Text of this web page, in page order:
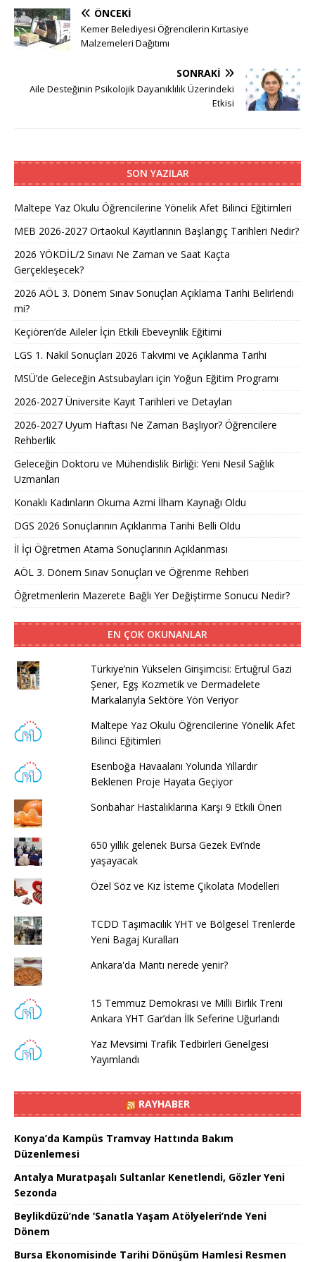
ÖNCEKI
Kemer Belediyesi Öğrencilerin Kırtasiye
Malzemeleri Dağıtımı
SONRAKI
Aile Desteğinin Psikolojik Dayanıklılık Üzerindeki
Etkisi
SON YAZILAR
Maltepe Yaz Okulu Öğrencilerine Yönelik Afet Bilinci Eğitimleri
MEB 2026-2027 Ortaokul Kayıtlarının Başlangıç Tarihleri Nedir?
2026 YÖKDİL/2 Sınavı Ne Zaman ve Saat Kaçta
Gerçekleşecek?
2026 AÖL 3. Dönem Sınav Sonuçları Açıklama Tarihi Belirlendi
mi?
Keçiören’de Aileler İçin Etkili Ebeveynlik Eğitimi
LGS 1. Nakil Sonuçları 2026 Takvimi ve Açıklanma Tarihi
MSÜ’de Geleceğin Astsubayları için Yoğun Eğitim Programı
2026-2027 Üniversite Kayıt Tarihleri ve Detayları
2026-2027 Uyum Haftası Ne Zaman Başlıyor? Öğrencilere
Rehberlik
Geleceğin Doktoru ve Mühendislik Birliği: Yeni Nesil Sağlık
Uzmanları
Konaklı Kadınların Okuma Azmi İlham Kaynağı Oldu
DGS 2026 Sonuçlarının Açıklanma Tarihi Belli Oldu
İl İçi Öğretmen Atama Sonuçlarının Açıklanması
AÖL 3. Dönem Sınav Sonuçları ve Öğrenme Rehberi
Öğretmenlerin Mazerete Bağlı Yer Değiştirme Sonucu Nedir?
EN ÇOK OKUNANLAR
Türkiye’nin Yükselen Girişimcisi: Ertuğrul Gazi
Şener, Egş Kozmetik ve Dermadelete
Markalarıyla Sektöre Yön Veriyor
Maltepe Yaz Okulu Öğrencilerine Yönelik Afet
Bilinci Eğitimleri
Esenboğa Havaalanı Yolunda Yıllardır
Beklenen Proje Hayata Geçiyor
Sonbahar Hastalıklarına Karşı 9 Etkili Öneri
650 yıllık gelenek Bursa Gezek Evi’nde
yaşayacak
Özel Söz ve Kız İsteme Çikolata Modelleri
TCDD Taşımacılık YHT ve Bölgesel Trenlerde
Yeni Bagaj Kuralları
Ankara'da Mantı nerede yenir?
15 Temmuz Demokrasi ve Milli Birlik Treni
Ankara YHT Gar’dan İlk Seferine Uğurlandı
Yaz Mevsimi Trafik Tedbirleri Genelgesi
Yayımlandı
RAYHABER
Konya’da Kampüs Tramvay Hattında Bakım
Düzenlemesi
Antalya Muratpaşalı Sultanlar Kenetlendi, Gözler Yeni
Sezonda
Beylikdüzü’nde ‘Sanatla Yaşam Atölyeleri’nde Yeni
Dönem
Bursa Ekonomisinde Tarihi Dönüşüm Hamlesi Resmen